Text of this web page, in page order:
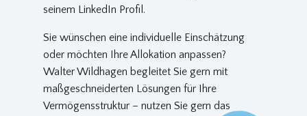
seinem LinkedIn Profil.
Sie wünschen eine individuelle Einschätzung
oder möchten Ihre Allokation anpassen?
Walter Wildhagen begleitet Sie gern mit
maßgeschneiderten Lösungen für Ihre
Vermögensstruktur – nutzen Sie gern das